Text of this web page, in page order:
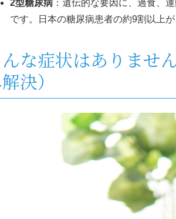
2型糖尿病 ：遺伝的な要因に、過食、
です。日本の糖尿病患者の約9割以上
な症状はありませ
決）